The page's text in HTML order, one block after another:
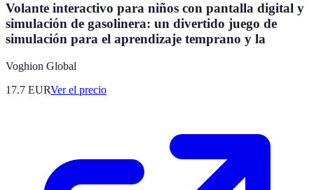
Volante interactivo para niños con pantalla digital y
simulación de gasolinera: un divertido juego de
simulación para el aprendizaje temprano y la
Voghion Global
17.7 EURVer el precio